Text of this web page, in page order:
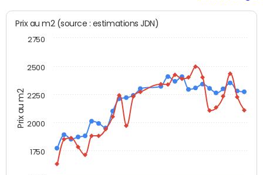
Prix au m2
Prix au m2 (source : estimations JDN)
1750
2000
2250
2500
2750